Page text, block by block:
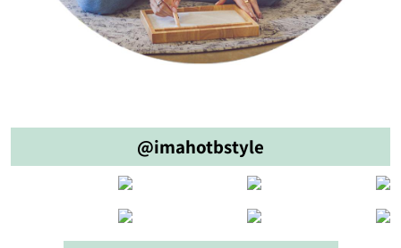
@imahotbstyle